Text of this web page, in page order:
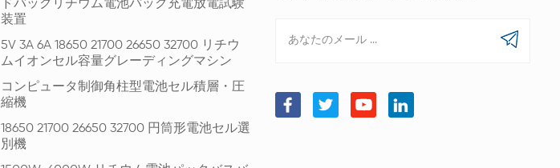
ドバックリチウム電池パック充電放電試験
装置
5V 3A 6A 18650 21700 26650 32700 リチウ
ムイオンセル容量グレーディングマシン
コンピュータ制御角柱型電池セル積層・圧
縮機
18650 21700 26650 32700 円筒形電池セル選
別機